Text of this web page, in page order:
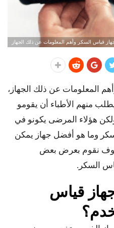
قياس السكر وأهم المعلومات عن ذلك الجهاز
المعلومات عن ذلك الجهاز،
منهم الأطباء أن يقومو
هؤلاء المرضى يكونو في
وما هو أفضل جهاز يمكن
سوف نقوم بعرض بعض
السكر.
قياس